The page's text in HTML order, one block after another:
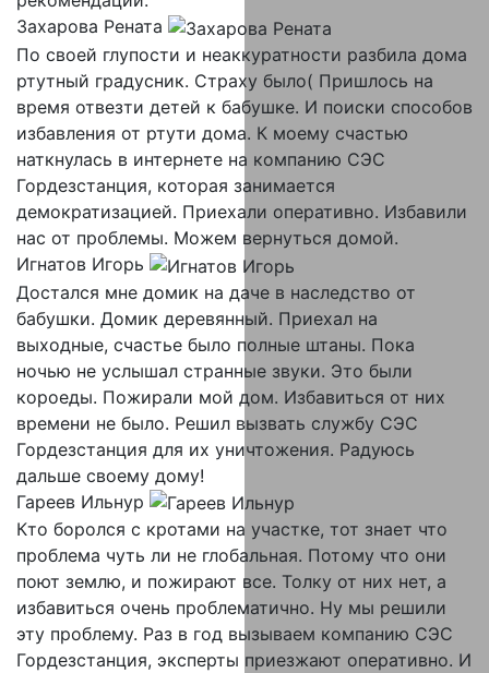
Захарова Рената
По своей глупости и неаккуратности разбила дома
ртутный градусник. Страху было( Пришлось на
время отвезти детей к бабушке. И поиски способов
избавления от ртути дома. К моему счастью
наткнулась в интернете на компанию СЭС
Гордезстанция, которая занимается
демократизацией. Приехали оперативно. Избавили
нас от проблемы. Можем вернуться домой.
Игнатов Игорь
Достался мне домик на даче в наследство от
бабушки. Домик деревянный. Приехал на
выходные, счастье было полные штаны. Пока
ночью не услышал странные звуки. Это были
короеды. Пожирали мой дом. Избавиться от них
времени не было. Решил вызвать службу СЭС
Гордезстанция для их уничтожения. Радуюсь
дальше своему дому!
Гареев Ильнур
Кто боролся с кротами на участке, тот знает что
проблема чуть ли не глобальная. Потому что они
поют землю, и пожирают все. Толку от них нет, а
избавиться очень проблематично. Ну мы решили
эту проблему. Раз в год вызываем компанию СЭС
Гордезстанция, эксперты приезжают оперативно. И